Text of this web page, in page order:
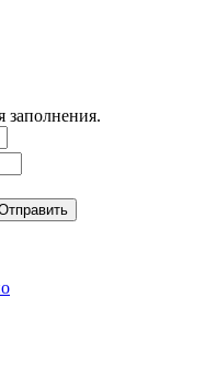
заполнения.